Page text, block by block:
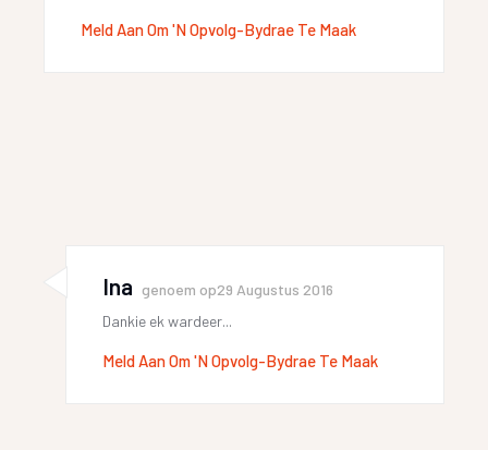
Meld Aan Om 'n Opvolg-Bydrae Te Maak
Ina genoem op29 Augustus 2016
Dankie ek wardeer...
Meld Aan Om 'n Opvolg-Bydrae Te Maak